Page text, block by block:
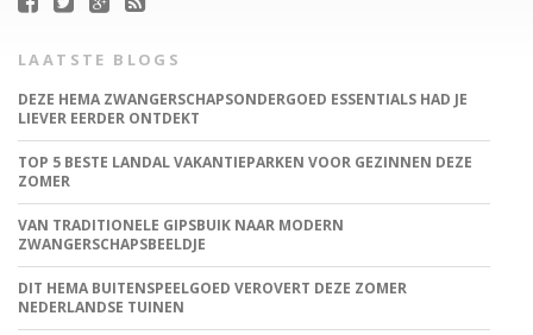
LAATSTE BLOGS
DEZE HEMA ZWANGERSCHAPSONDERGOED ESSENTIALS HAD JE
LIEVER EERDER ONTDEKT
TOP 5 BESTE LANDAL VAKANTIEPARKEN VOOR GEZINNEN DEZE
ZOMER
VAN TRADITIONELE GIPSBUIK NAAR MODERN
ZWANGERSCHAPSBEELDJE
DIT HEMA BUITENSPEELGOED VEROVERT DEZE ZOMER
NEDERLANDSE TUINEN